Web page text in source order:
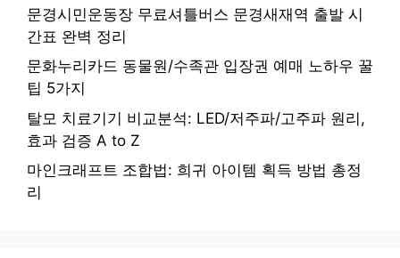
문경시민운동장 무료셔틀버스 문경새재역 출발 시
간표 완벽 정리
문화누리카드 동물원/수족관 입장권 예매 노하우 꿀
팁 5가지
탈모 치료기기 비교분석: LED/저주파/고주파 원리,
효과 검증 A to Z
마인크래프트 조합법: 희귀 아이템 획득 방법 총정
리